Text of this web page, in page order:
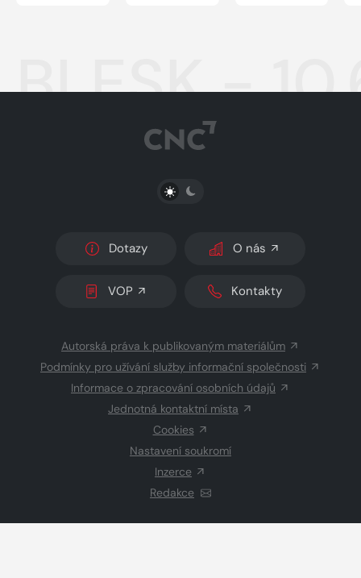
BLESK -
PŘEPNOUT SVĚTLÝ/TMAVÝ REŽIM
Dotazy O nás
VOP Kontakty
Autorská práva k publikovaným materiálům
Podmínky pro užívání služby informační společnosti
Informace o zpracování osobních údajů
Jednotná kontaktní místa
Cookies
Nastavení soukromí
Inzerce
Redakce